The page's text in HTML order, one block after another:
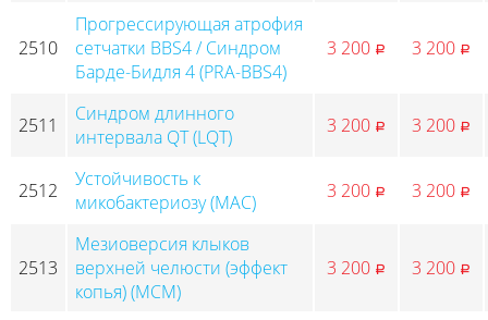
2510
Прогрессирующая атрофия
сетчатки BBS4 / Синдром
Барде-Бидля 4 (PRA-BBS4)
3 200 p 3 200 p
2511
Синдром длинного
интервала QT (LQT)
3 200 p 3 200 p
2512
Устойчивость к
микобактериозу (МАС)
3 200 p 3 200 p
2513
Мезиоверсия клыков
верхней челюсти (эффект
копья) (MCM)
3 200 p 3 200 p